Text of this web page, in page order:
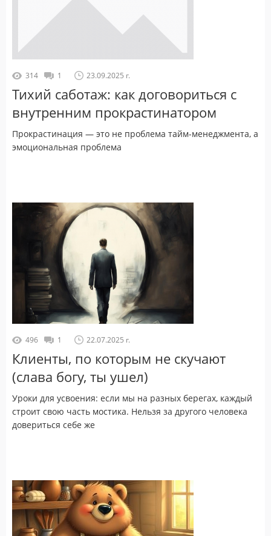
314 1 23.09.2025 г.
Тихий саботаж: как договориться с
внутренним прокрастинатором
Прокрастинация — это не проблема тайм-менеджмента, а
эмоциональная проблема
496 1 22.07.2025 г.
Клиенты, по которым не скучают
(слава богу, ты ушел)
Уроки для усвоения: если мы на разных берегах, каждый
строит свою часть мостика. Нельзя за другого человека
довериться себе же